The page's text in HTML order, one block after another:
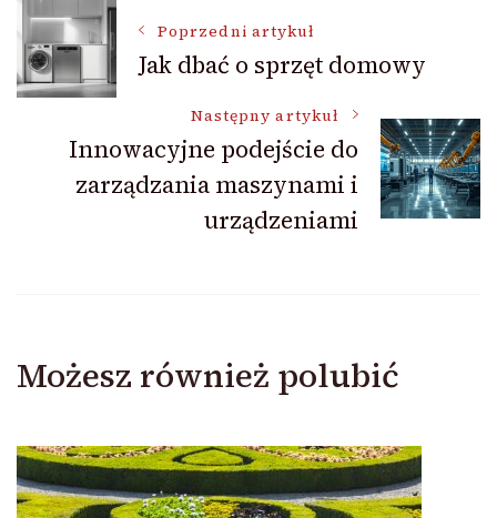
Nawigacja
wpisu
Poprzedni artykuł
Jak dbać o sprzęt domowy
Następny artykuł
Innowacyjne podejście do
zarządzania maszynami i
urządzeniami
Możesz również polubić